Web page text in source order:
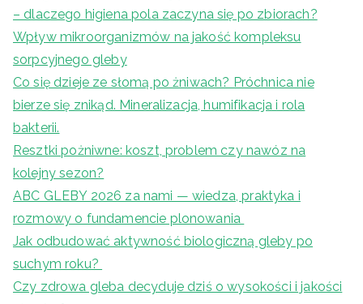
– dlaczego higiena pola zaczyna się po zbiorach?
Wpływ mikroorganizmów na jakość kompleksu
sorpcyjnego gleby
Co się dzieje ze słomą po żniwach? Próchnica nie
bierze się znikąd. Mineralizacja, humifikacja i rola
bakterii.
Resztki pożniwne: koszt, problem czy nawóz na
kolejny sezon?
ABC GLEBY 2026 za nami — wiedza, praktyka i
rozmowy o fundamencie plonowania
Jak odbudować aktywność biologiczną gleby po
suchym roku?
Czy zdrowa gleba decyduje dziś o wysokości i jakości